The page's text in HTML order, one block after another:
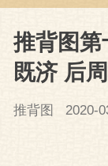
推背
推背图第
既济 后
推背图 2020-